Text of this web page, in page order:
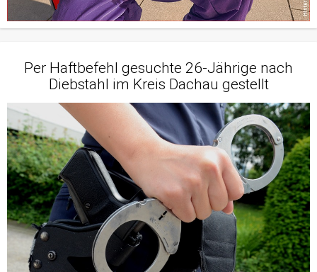
Per Haftbefehl gesuchte 26-Jährige nach
Diebstahl im Kreis Dachau gestellt